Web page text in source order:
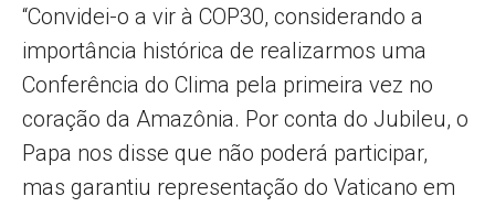
“Convidei-o a vir à COP30, considerando a
importância histórica de realizarmos uma
Conferência do Clima pela primeira vez no
coração da Amazônia. Por conta do Jubileu, o
Papa nos disse que não poderá participar,
mas garantiu representação do Vaticano em